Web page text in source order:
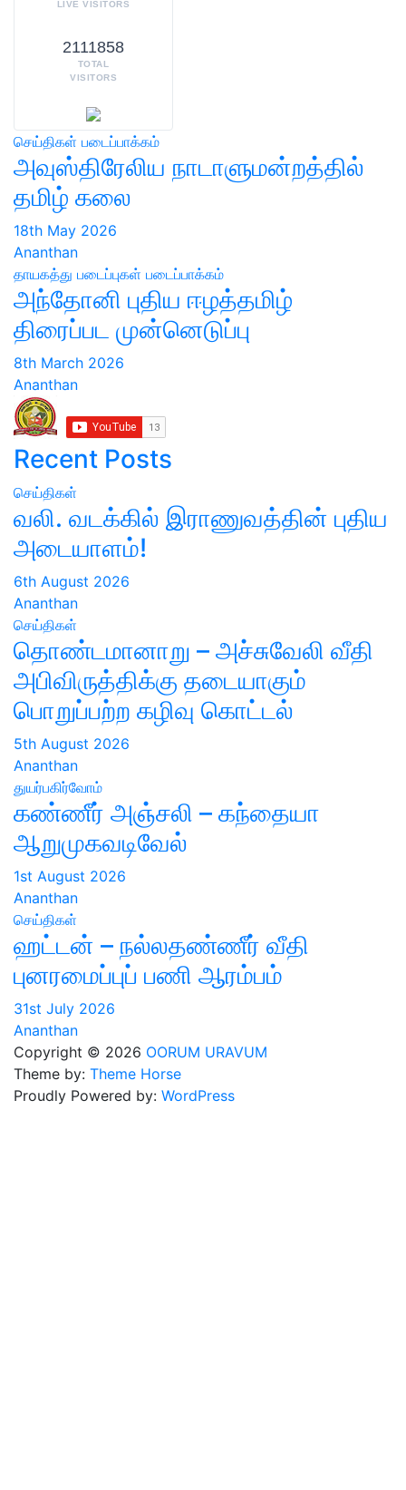
LIVE VISITORS
2111858
TOTAL
VISITORS
செய்திகள் படைப்பாக்கம்
அவுஸ்திரேலிய நாடாளுமன்றத்தில்
தமிழ் கலை
18th May 2026
Ananthan
தாயகத்து படைப்புகள் படைப்பாக்கம்
அந்தோனி புதிய ஈழத்தமிழ்
திரைப்பட முன்னெடுப்பு
8th March 2026
Ananthan
Recent Posts
செய்திகள்
வலி. வடக்கில் இராணுவத்தின் புதிய
அடையாளம்!
6th August 2026
Ananthan
செய்திகள்
தொண்டமானாறு – அச்சுவேலி வீதி
அபிவிருத்திக்கு தடையாகும்
பொறுப்பற்ற கழிவு கொட்டல்
5th August 2026
Ananthan
துயர்பகிர்வோம்
கண்ணீர் அஞ்சலி – கந்தையா
ஆறுமுகவடிவேல்
1st August 2026
Ananthan
செய்திகள்
ஹட்டன் – நல்லதண்ணீர் வீதி
புனரமைப்புப் பணி ஆரம்பம்
31st July 2026
Ananthan
Copyright © 2026 OORUM URAVUM
Theme by: Theme Horse
Proudly Powered by: WordPress